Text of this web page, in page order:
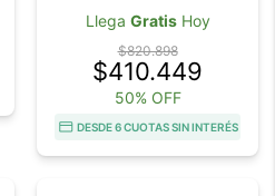
Llega GratisHoy
$820.898
$410.449
50% OFF
DESDE 6 CUOTAS SIN INTERÉS